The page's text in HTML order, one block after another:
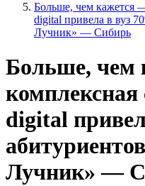
Больше, чем кажется
digital привела в вуз
Лучник» — Сибирь
Больше, чем
комплексная
digital
Лучник» —